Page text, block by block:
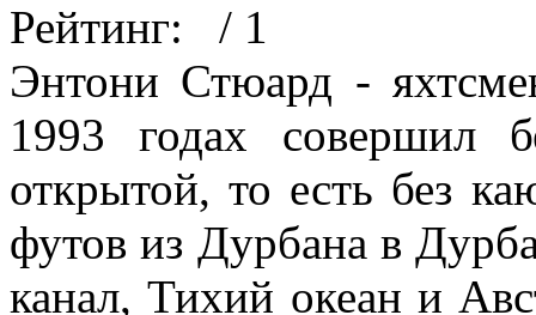
Рейтинг:
/ 1
Энтони Стюард -
1993 годах совершил
открытой, то есть без
футов из Дурбана в
канал, Тихий океан и